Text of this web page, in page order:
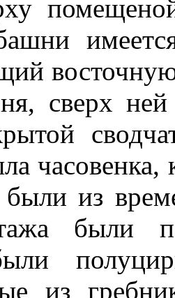
сверх
часовенка,
из
были
из